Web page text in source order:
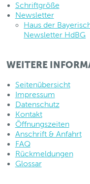
Schriftgröße
Newsletter
Haus der
Newsletter HdBG
WEITERE
Seitenübersicht
Impressum
Datenschutz
Kontakt
Öffnungszeiten
Anschrift & Anfahrt
FAQ
Rückmeldungen
Glossar